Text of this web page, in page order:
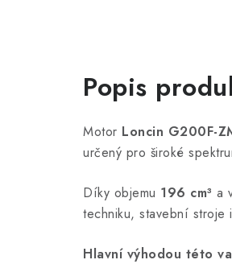
Popis
Motor Loncin G200F-
určený pro široké
Díky objemu 196 cm³ a
techniku, stavební stroje
Hlavní výhodou této